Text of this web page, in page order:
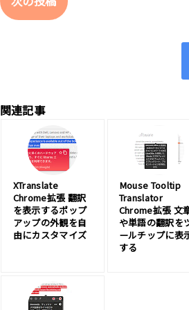
関連記事
XTranslate
Chrome拡張 翻訳
を表示するポップ
アップの外観を自
由にカスタマイズ
Mouse Tooltip
Translator
Chrome拡張 文
や単語の翻訳を
ールチップに表
する